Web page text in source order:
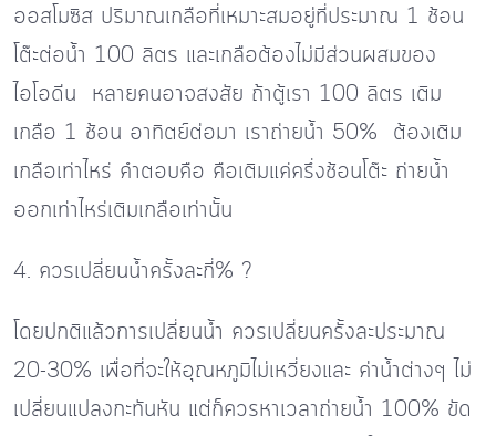
ออสโมซิส ปริมาณเกลือที่เหมาะสมอยู่ที่ประมาณ 1 ช้อน
โต๊ะต่อน้ำ 100 ลิตร และเกลือต้องไม่มีส่วนผสมของ
ไอโอดีน หลายคนอาจสงสัย ถ้าตู้เรา 100 ลิตร เติม
เกลือ 1 ช้อน อาทิตย์ต่อมา เราถ่ายน้ำ 50% ต้องเติม
เกลือเท่าไหร่ คำตอบคือ คือเติมแค่ครึ่งช้อนโต๊ะ ถ่ายน้ำ
ออกเท่าไหร่เติมเกลือเท่านั้น
4. ควรเปลี่ยนน้ำครั้งละกี่% ?
โดยปกติแล้วการเปลี่ยนน้ำ ควรเปลี่ยนครั้งละประมาณ
20-30% เพื่อที่จะให้อุณหภูมิไม่เหวี่ยงและ ค่าน้ำต่างๆ ไม่
เปลี่ยนแปลงกะทันหัน แต่ก็ควรหาเวลาถ่ายน้ำ 100% ขัด